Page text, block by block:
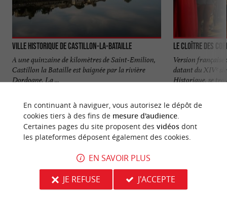
Ville historique de Castillon-la-Bataille
A une quinzaine de kilomètres de Saint-Emilion,
Castillon la Bataille est baignée par la rivière
Dordogne. La ...
1,4 km - Castillon-la-Bataille
Le Cloître des
Version
datant du XIVᵉ
Historique, se
10,3 km
VOUS AIMEREZAUSSI
En continuant à naviguer, vous autorisez le dépôt de
cookies tiers à des fins de mesure d'audience.
Certaines pages du site proposent des vidéosdont
les plateformes déposent également des cookies.
EN SAVOIR PLUS
JE REFUSE
J'ACCEPTE